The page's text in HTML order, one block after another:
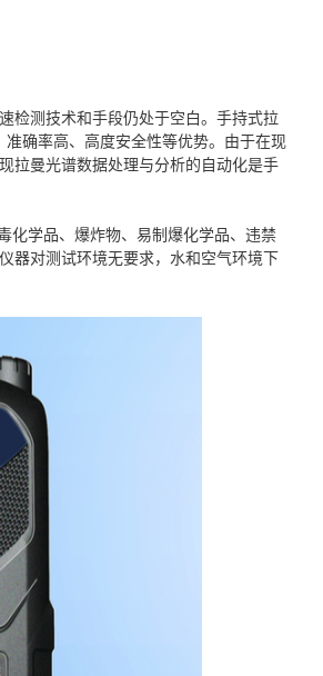
检测技术和手段仍处于空白。手持式拉
确率高、高度安全性等优势。由于在现
拉曼光谱数据处理与分析的自动化是手
化学品、爆炸物、易制爆化学品、违禁
器对测试环境无要求，水和空气环境下